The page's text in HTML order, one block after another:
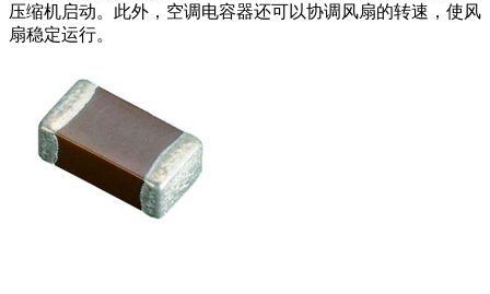
压缩机启动。此外，空调电容器还可以协调风扇的转速，使风
扇稳定运行。